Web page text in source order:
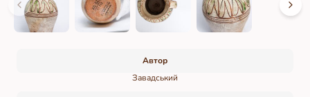
Автор
Завадський